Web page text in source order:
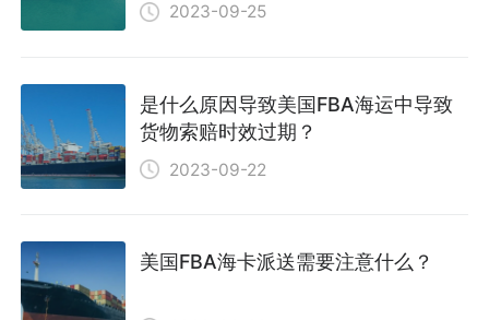
2023-09-25
是什么原因导致美国FBA海运中导致
货物索赔时效过期？
2023-09-22
美国FBA海卡派送需要注意什么？